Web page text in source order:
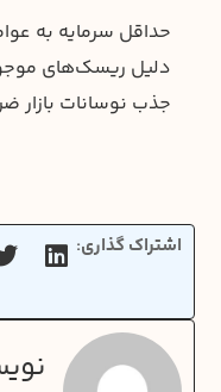
حداقل سرمایه به
دلیل ریسک‌های
جذب نوسانات بازار
اشتراک گذاری: